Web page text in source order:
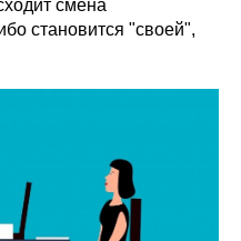
смена
становится "своей",